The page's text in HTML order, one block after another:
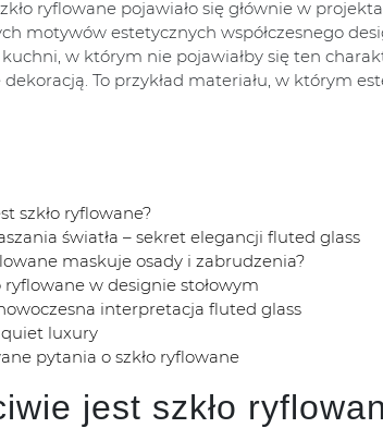
ryflowane pojawiało się głównie w
motywów estetycznych współczesnego
w którym nie pojawiałby się ten
dekoracją. To przykład materiału, w którym
szkło ryflowane?
światła – sekret elegancji fluted glass
maskuje osady i zabrudzenia?
ryflowane w designie stołowym
interpretacja fluted glass
luxury
pytania o szkło ryflowane
jest szkło